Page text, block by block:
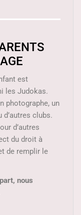
est
les Judokas.
photographe, un
clubs.
d’autres
du droit à
de remplir le
nous